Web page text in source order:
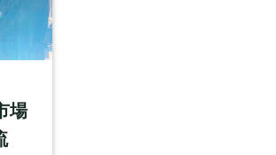
場